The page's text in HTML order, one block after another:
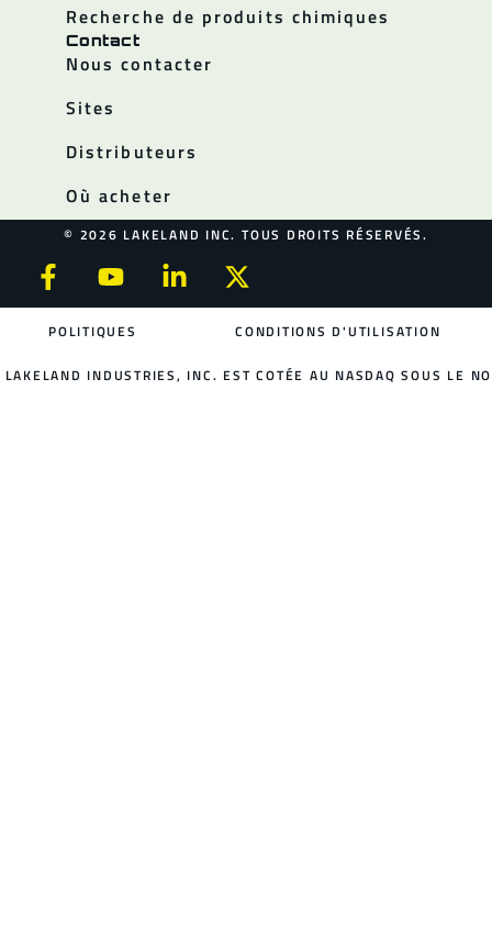
Recherche de produits chimiques
Contact
Nous contacter
Sites
Distributeurs
Où acheter
© 2026 LAKELAND INC. TOUS DROITS RÉSERVÉS.
POLITIQUES CONDITIONS D'UTILISATION
LAKELAND INDUSTRIES, INC. EST COTÉE AU NASDAQ SOUS LE